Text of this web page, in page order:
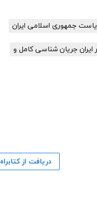
جمهوری اسلامی ایران
ایران جریان شناسی کامل و
دریافت از کتابراه